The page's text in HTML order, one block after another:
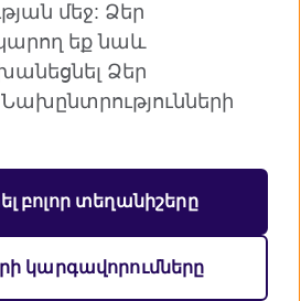
ՄԹ միջազգային
և ստեղծում կրթական
մեջ: Ձեր
եք նաև
Ձեր
բոլոր տեղանիշերը
կարգավորումները